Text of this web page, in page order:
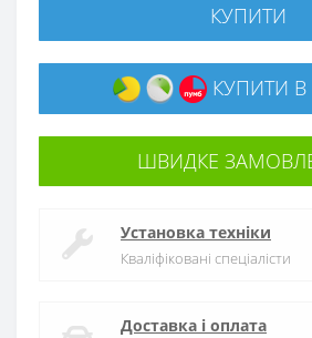
КУПИТИ
КУПИТИ В
ШВИДКЕ
Установка техніки
Кваліфіковані спеціалісти
Доставка і оплата